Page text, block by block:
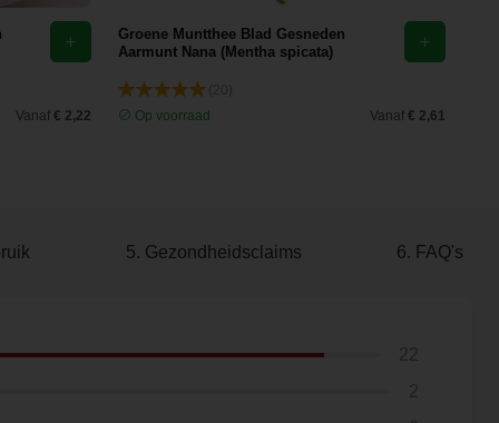
Vanaf € 2,22
Groene Muntthee Blad Gesneden
Aarmunt Nana (Mentha spicata)
Op voorraad
Vanaf € 2,61
5. Gezondheidsclaims 6. FAQ's